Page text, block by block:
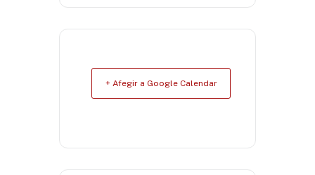
+ Afegir a Google Calendar